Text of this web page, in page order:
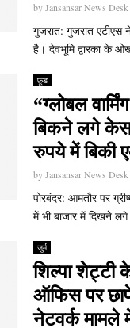
byJansansar News Desk
गुजरात: गुजरात एटीएस
है। देवभूमि द्वारका के
फ़ूड
“ग्लोबल
बिकने लगे
रुपये में बिकी
byJansansar News Desk
पोरबंदर: आमतौर पर
में भी बाजार में दिखने
जुर्म
शिल्पा शेट्टी
ऑफिस पर
नेटवर्क मामले